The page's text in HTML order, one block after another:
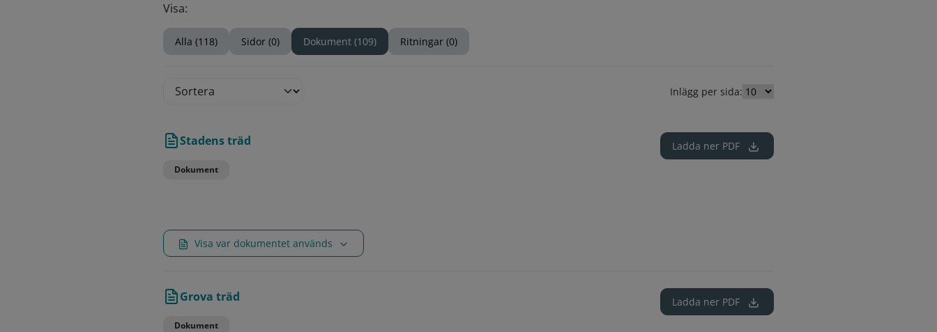
Visa:
Alla (118) Sidor (0) Dokument (109) Ritningar (0)
Inlägg per sida:
Stadens träd
Dokument
Ladda ner PDF
Visa var dokumentet används
Grova träd
Dokument
Ladda ner PDF